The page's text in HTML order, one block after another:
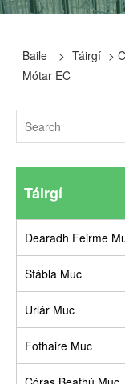
Baile > Táirgí >
Mótar EC
Táirgí
Dearadh Feirme
Stábla Muc
Urlár Muc
Fothaire Muc